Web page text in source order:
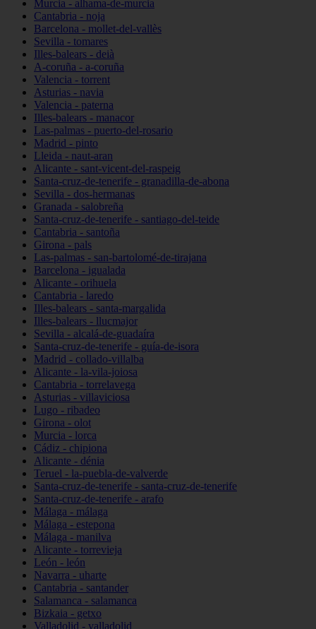
Murcia - alhama-de-murcia
Cantabria - noja
Barcelona - mollet-del-vallès
Sevilla - tomares
Illes-balears - deià
A-coruña - a-coruña
Valencia - torrent
Asturias - navia
Valencia - paterna
Illes-balears - manacor
Las-palmas - puerto-del-rosario
Madrid - pinto
Lleida - naut-aran
Alicante - sant-vicent-del-raspeig
Santa-cruz-de-tenerife - granadilla-de-abona
Sevilla - dos-hermanas
Granada - salobreña
Santa-cruz-de-tenerife - santiago-del-teide
Cantabria - santoña
Girona - pals
Las-palmas - san-bartolomé-de-tirajana
Barcelona - igualada
Alicante - orihuela
Cantabria - laredo
Illes-balears - santa-margalida
Illes-balears - llucmajor
Sevilla - alcalá-de-guadaíra
Santa-cruz-de-tenerife - guía-de-isora
Madrid - collado-villalba
Alicante - la-vila-joiosa
Cantabria - torrelavega
Asturias - villaviciosa
Lugo - ribadeo
Girona - olot
Murcia - lorca
Cádiz - chipiona
Alicante - dénia
Teruel - la-puebla-de-valverde
Santa-cruz-de-tenerife - santa-cruz-de-tenerife
Santa-cruz-de-tenerife - arafo
Málaga - málaga
Málaga - estepona
Málaga - manilva
Alicante - torrevieja
León - león
Navarra - uharte
Cantabria - santander
Salamanca - salamanca
Bizkaia - getxo
Valladolid - valladolid